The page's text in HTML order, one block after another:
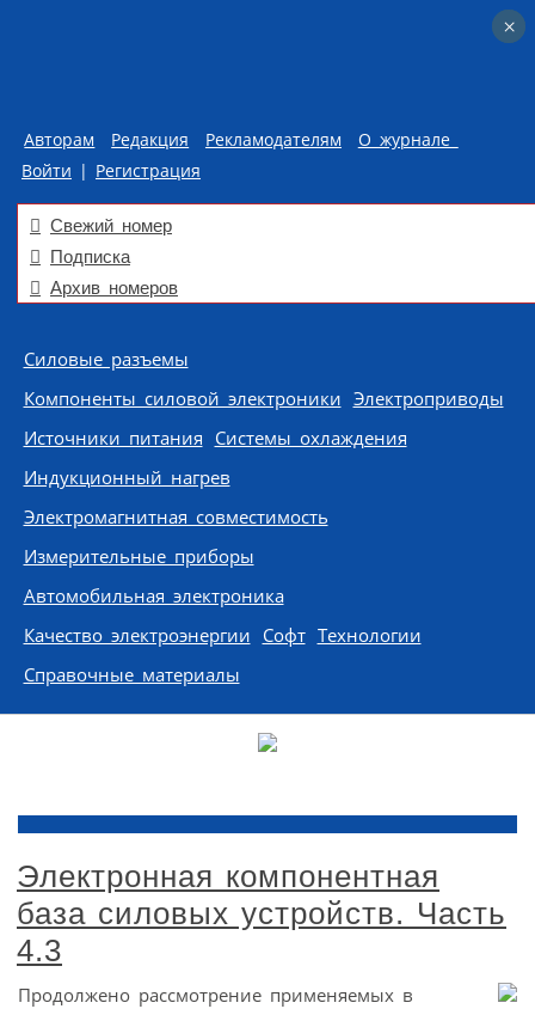
Авторам Редакция Рекламодателям
О журнале
Войти | Регистрация
Свежий номер
Подписка
Архив номеров
Skip to content
Силовые разъемы
Компоненты силовой электроники Электроприводы
Источники питания Системы охлаждения
Индукционный нагрев
Электромагнитная совместимость
Измерительные приборы
Автомобильная электроника
Качество электроэнергии Софт Технологии
Справочные материалы
Электронная компонентная
база силовых устройств. Часть
4.3
Продолжено рассмотрение применяемых в
×
×